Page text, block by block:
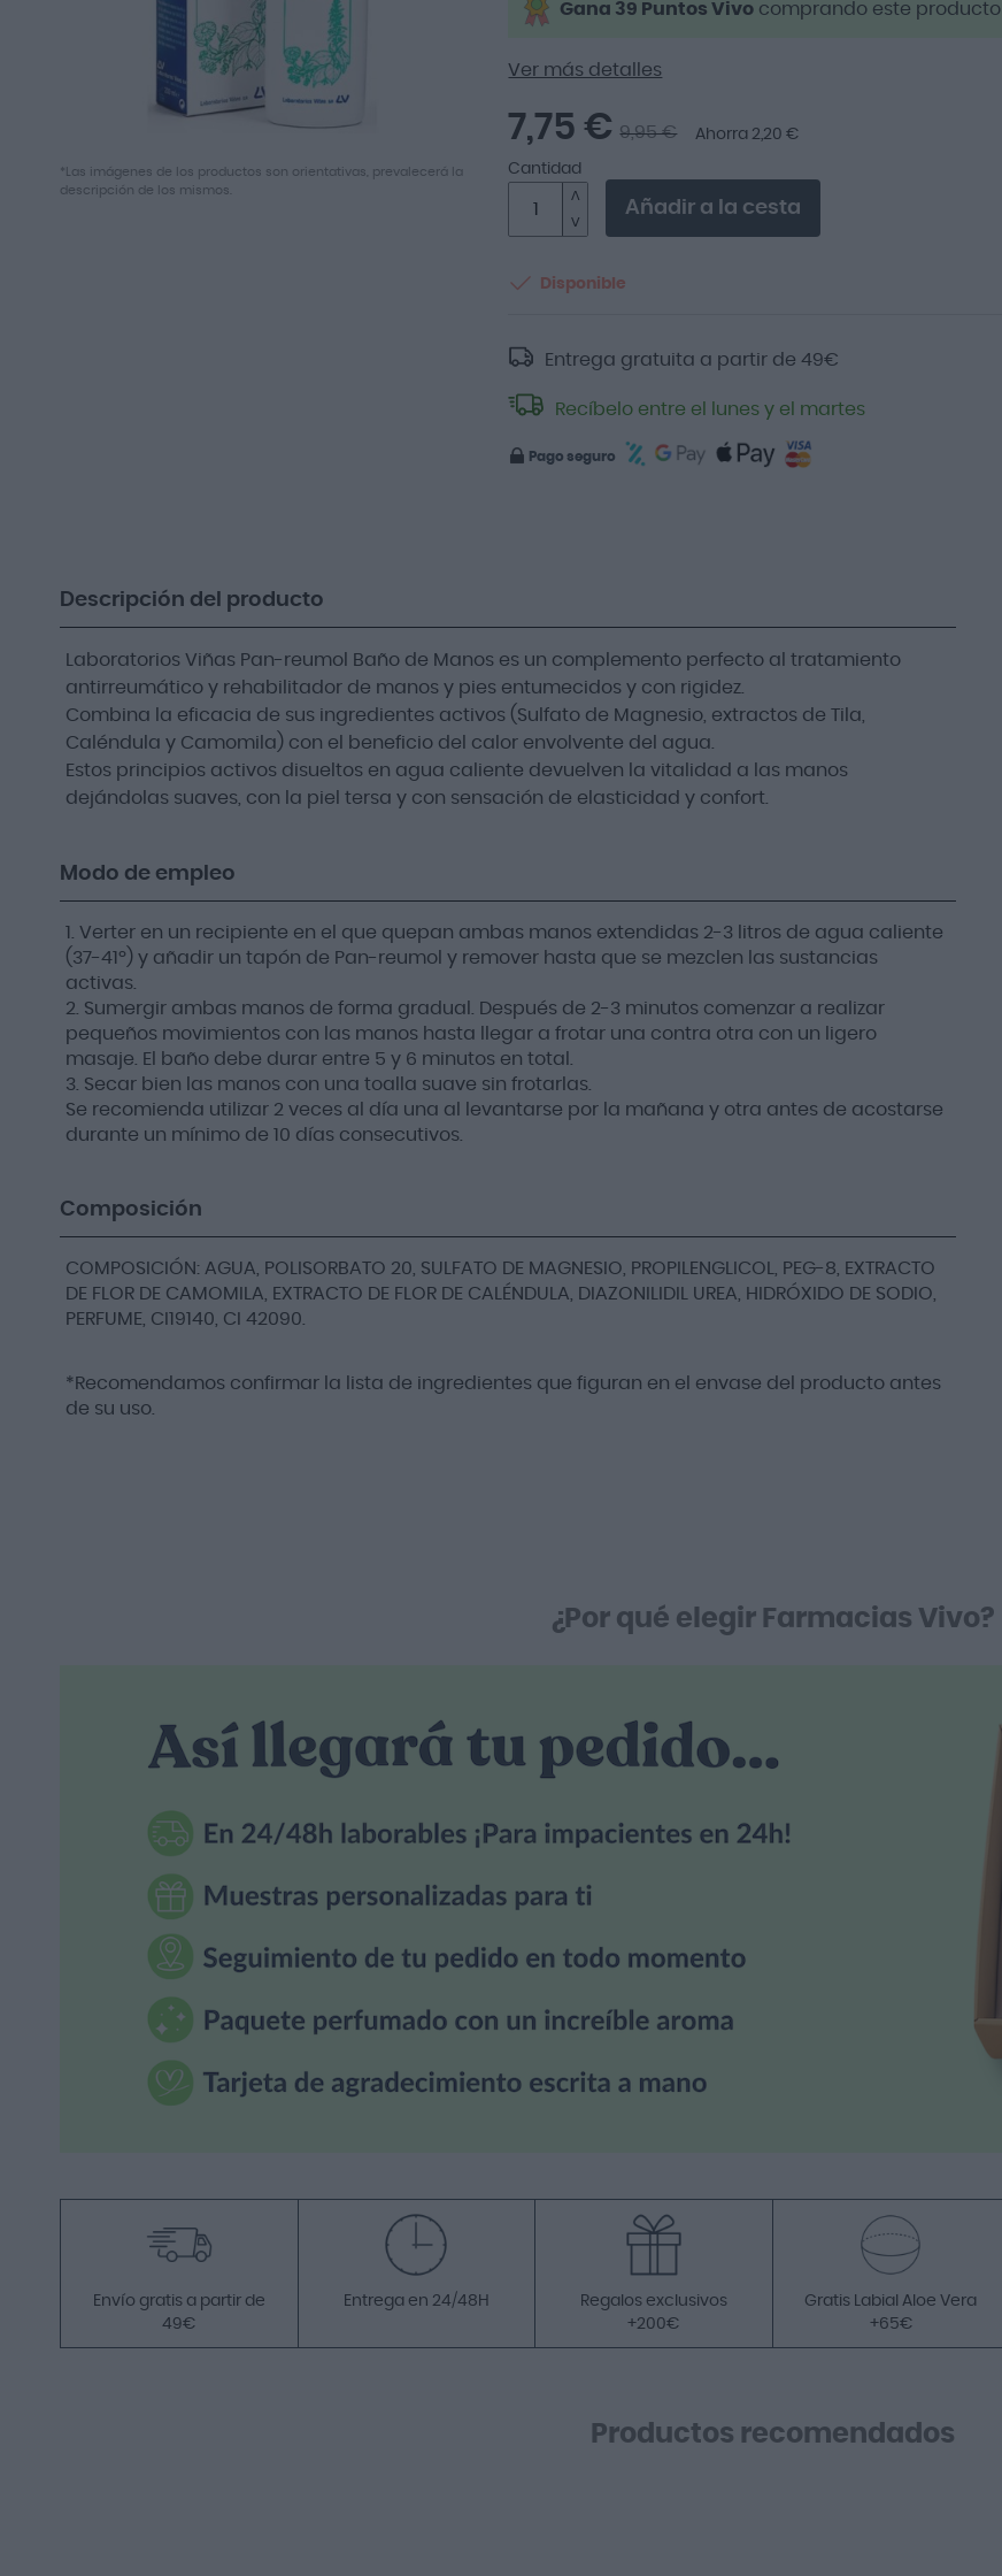
*Las imágenes de los productos son orientativas, prevalecerá la
descripción de los mismos.
Gana 39 Puntos Vivo comprando este producto
Ver más detalles
7,75 € 9,95 € Ahorra 2,20 €
Cantidad
Añadir a la cesta
Disponible
Entrega gratuita a partir de49€
Recíbelo entre el lunes y el martes
Pago seguro
Descripción del producto
Laboratorios Viñas Pan-reumol Baño de Manos es un complemento perfecto al tratamiento
antirreumático y rehabilitador de manos y pies entumecidos y con rigidez.
Combina la eficacia de sus ingredientes activos (Sulfato de Magnesio, extractos de Tila,
Caléndula y Camomila) con el beneficio del calor envolvente del agua.
Estos principios activos disueltos en agua caliente devuelven la vitalidad a las manos
dejándolas suaves, con la piel tersa y con sensación de elasticidad y confort.
Modo de empleo
1. Verter en un recipiente en el que quepan ambas manos extendidas 2-3 litros de agua caliente
(37-41º) y añadir un tapón de Pan-reumol y remover hasta que se mezclen las sustancias
activas.
2. Sumergir ambas manos de forma gradual. Después de 2-3 minutos comenzar a realizar
pequeños movimientos con las manos hasta llegar a frotar una contra otra con un ligero
masaje. El baño debe durar entre 5 y 6 minutos en total.
3. Secar bien las manos con una toalla suave sin frotarlas.
Se recomienda utilizar 2 veces al día una al levantarse por la mañana y otra antes de acostarse
durante un mínimo de 10 días consecutivos.
Composición
COMPOSICIÓN: AGUA, POLISORBATO 20, SULFATO DE MAGNESIO, PROPILENGLICOL, PEG-8, EXTRACTO
DE FLOR DE CAMOMILA, EXTRACTO DE FLOR DE CALÉNDULA, DIAZONILIDIL UREA, HIDRÓXIDO DE SODIO,
PERFUME, CI19140, CI 42090.
*Recomendamos confirmar la lista de ingredientes que figuran en el envase del producto antes
de su uso.
¿Por qué elegir Farmacias Vivo?
Envío gratis a partir de
49€
Entrega en 24/48H
Regalos exclusivos
+200€
Gratis Labial Aloe Vera
+65€
Productos recomendados